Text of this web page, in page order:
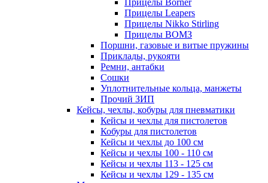
Прицелы Leapers
Прицелы Nikko Stirling
Прицелы ВОМЗ
Поршни, газовые и витые пружины
Приклады, рукояти
Ремни, антабки
Сошки
Уплотнительные кольца, манжеты
Прочий ЗИП
Кейсы, чехлы, кобуры для пневматики
Кейсы и чехлы для пистолетов
Кобуры для пистолетов
Кейсы и чехлы до 100 см
Кейсы и чехлы 100 - 110 см
Кейсы и чехлы 113 - 125 см
Кейсы и чехлы 129 - 135 см